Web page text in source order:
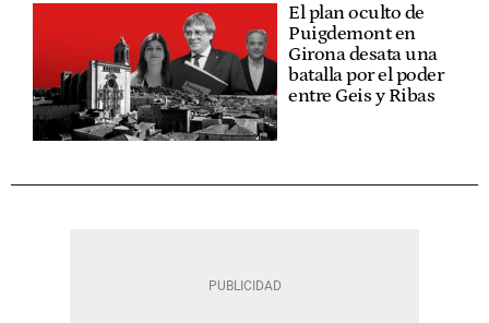
El plan oculto de
Puigdemont en
Girona desata una
batalla por el poder
entre Geis y Ribas